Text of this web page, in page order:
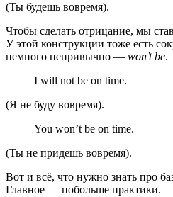
(Ты будешь вовремя).
Чтобы сделать отрицание, мы
У этой конструкции тоже есть
немного непривычно — won’t be.
I will not be on time.
(Я не буду вовремя).
You won’t be on time.
(Ты не придешь вовремя).
Вот и всё, что нужно знать про
Главное — побольше практики.